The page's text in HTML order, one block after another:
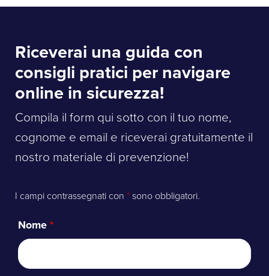
Riceverai una guida con
consigli pratici per navigare
online in sicurezza!
Compila il form qui sotto con il tuo nome,
cognome e email e riceverai gratuitamente il
nostro materiale di prevenzione!
I campi contrassegnati con *sono obbligatori.
Nome*